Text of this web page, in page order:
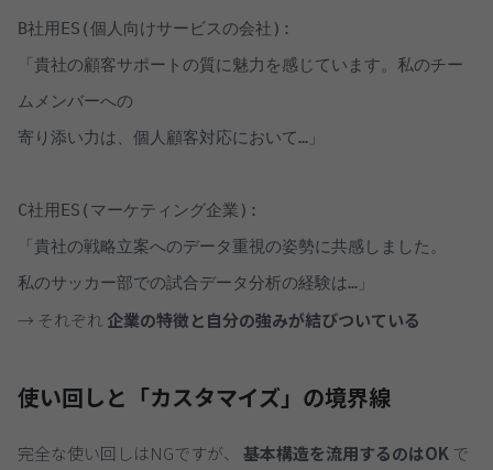
B社用ES(個人向けサービスの会社):
「貴社の顧客サポートの質に魅力を感じています。私のチー
ムメンバーへの
寄り添い力は、個人顧客対応において…」
C社用ES(マーケティング企業):
「貴社の戦略立案へのデータ重視の姿勢に共感しました。
→ それぞれ 企業の特徴と自分の強みが結びついている
使い回しと「カスタマイズ」の境界線
完全な使い回しはNGですが、 基本構造を流用するのはOKで